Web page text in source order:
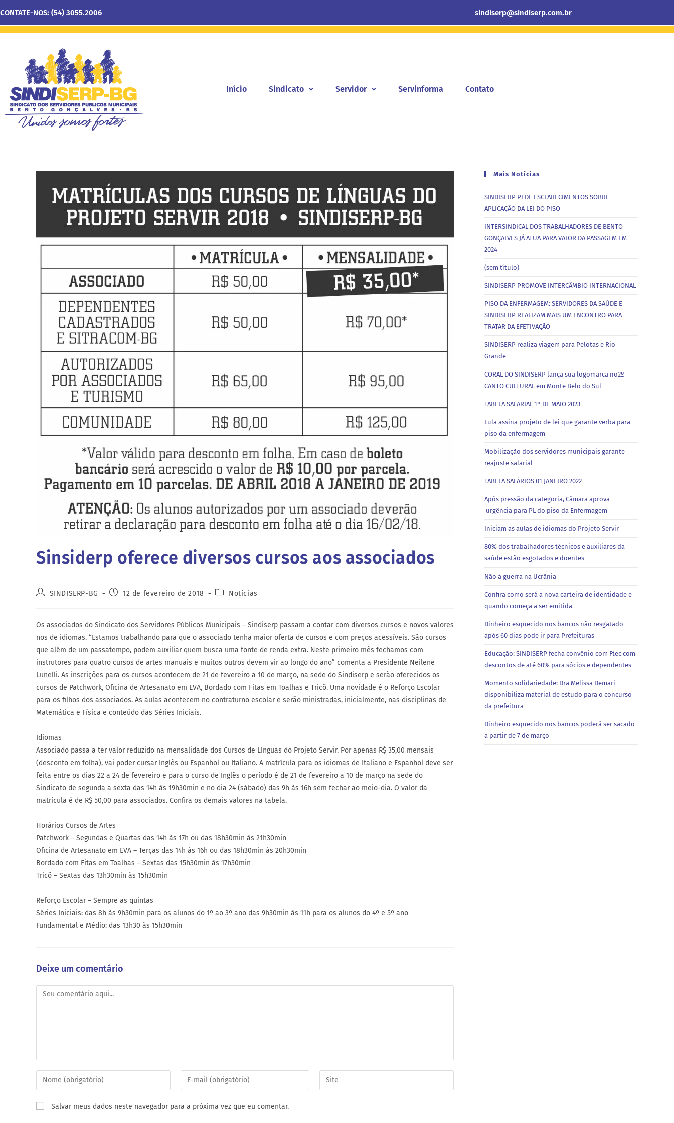
CONTATE-NOS: (54) 3055.2006 sindiserp@sindiserp.com.br
Início Sindicato Servidor Servinforma Contato
Sinsiderp oferece diversos cursos aos associados
SINDISERP-BG 12 de fevereiro de 2018 Notícias
Os associados do Sindicato dos Servidores Públicos Municipais – Sindiserp passam a contar com diversos cursos e novos valores
nos de idiomas. “Estamos trabalhando para que o associado tenha maior oferta de cursos e com preços acessíveis. São cursos
que além de um passatempo, podem auxiliar quem busca uma fonte de renda extra. Neste primeiro mês fechamos com
instrutores para quatro cursos de artes manuais e muitos outros devem vir ao longo do ano” comenta a Presidente Neilene
Lunelli. As inscrições para os cursos acontecem de 21 de fevereiro a 10 de março, na sede do Sindiserp e serão oferecidos os
cursos de Patchwork, Oficina de Artesanato em EVA, Bordado com Fitas em Toalhas e Tricô. Uma novidade é o Reforço Escolar
para os filhos dos associados. As aulas acontecem no contraturno escolar e serão ministradas, inicialmente, nas disciplinas de
Matemática e Física e conteúdo das Séries Iniciais.
Idiomas
Associado passa a ter valor reduzido na mensalidade dos Cursos de Línguas do Projeto Servir. Por apenas R$ 35,00 mensais
(desconto em folha), vai poder cursar Inglês ou Espanhol ou Italiano. A matrícula para os idiomas de Italiano e Espanhol deve ser
feita entre os dias 22 a 24 de fevereiro e para o curso de Inglês o período é de 21 de fevereiro a 10 de março na sede do
Sindicato de segunda a sexta das 14h às 19h30min e no dia 24 (sábado) das 9h às 16h sem fechar ao meio-dia. O valor da
matrícula é de R$ 50,00 para associados. Confira os demais valores na tabela.
Horários Cursos de Artes
Patchwork – Segundas e Quartas das 14h às 17h ou das 18h30min às 21h30min
Oficina de Artesanato em EVA – Terças das 14h às 16h ou das 18h30min às 20h30min
Bordado com Fitas em Toalhas – Sextas das 15h30min às 17h30min
Tricô – Sextas das 13h30min às 15h30min
Reforço Escolar – Sempre as quintas
Séries Iniciais: das 8h às 9h30min para os alunos do 1º ao 3º ano das 9h30min às 11h para os alunos do 4º e 5º ano
Fundamental e Médio: das 13h30 às 15h30min
Deixe um comentário
Salvar meus dados neste navegador para a próxima vez que eu comentar.
Mais Notícias
SINDISERP PEDE ESCLARECIMENTOS SOBRE
APLICAÇÃO DA LEI DO PISO
INTERSINDICAL DOS TRABALHADORES DE BENTO
GONÇALVES JÁ ATUA PARA VALOR DA PASSAGEM EM
2024
(sem título)
SINDISERP PROMOVE INTERCÂMBIO INTERNACIONAL
PISO DA ENFERMAGEM: SERVIDORES DA SAÚDE E
SINDISERP REALIZAM MAIS UM ENCONTRO PARA
TRATAR DA EFETIVAÇÃO
SINDISERP realiza viagem para Pelotas e Rio
Grande
CORAL DO SINDISERP lança sua logomarca no2º
CANTO CULTURAL em Monte Belo do Sul
TABELA SALARIAL 1º DE MAIO 2023
Lula assina projeto de lei que garante verba para
piso da enfermagem
Mobilização dos servidores municipais garante
reajuste salarial
TABELA SALÁRIOS 01 JANEIRO 2022
Após pressão da categoria, Câmara aprova
urgência para PL do piso da Enfermagem
Iniciam as aulas de idiomas do Projeto Servir
80% dos trabalhadores técnicos e auxiliares da
saúde estão esgotados e doentes
Não à guerra na Ucrânia
Confira como será a nova carteira de identidade e
quando começa a ser emitida
Dinheiro esquecido nos bancos não resgatado
após 60 dias pode ir para Prefeituras
Educação: SINDISERP fecha convênio com Ftec com
descontos de até 60% para sócios e dependentes
Momento solidariedade: Dra Melissa Demari
disponibiliza material de estudo para o concurso
da prefeitura
Dinheiro esquecido nos bancos poderá ser sacado
a partir de 7 de março